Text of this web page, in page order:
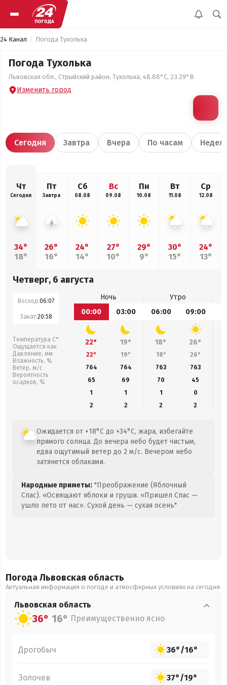
24 Канал Погода Тухолька
Погода Тухолька
Львовская обл., Стрыйский район, Тухолька, 48.88°С, 23.29°В
Изменить город
Сегодня Завтра Вчера По часам
Чт
Сегодня
34°
18°
Пт
Завтра
26°
16°
Сб
08.08
24°
14°
Вс
09.08
27°
10°
Пн
10.08
29°
9°
Вт
11.08
30°
15°
Ср
12.08
24°
13°
Четверг, 6 августа
Восход:06:07
Закат:20:58
Температура С°
Ощущается как
Давление, мм
Влажность, %
Ветер, м/с
Вероятность
осадков, %
Ночь
Утро
00:00
03:00 06:00 09:00
22° 19° 18° 26°
22° 19° 18° 26°
764
764 763 763
65
69 70 45
1
1 1
0
2
2 2 2
Ожидается от +18°C до +34°C, жара, избегайте
прямого солнца. До вечера небо будет чистым,
едва ощутимый ветер до 2 м/с. Вечером небо
затянется облаками.
Народные приметы: "Преображение (Яблочный
Спас). «Освящают яблоки и груши. «Пришел Спас —
ушло лето от нас». Сухой день — сухая осень"
Погода Львовская область
Актуальная информация о погоде и атмосферных условиях на сегодня
Львовская область
36° 16° Преимущественно ясно
Дрогобыч 36°/16°
Золочев 37°/19°